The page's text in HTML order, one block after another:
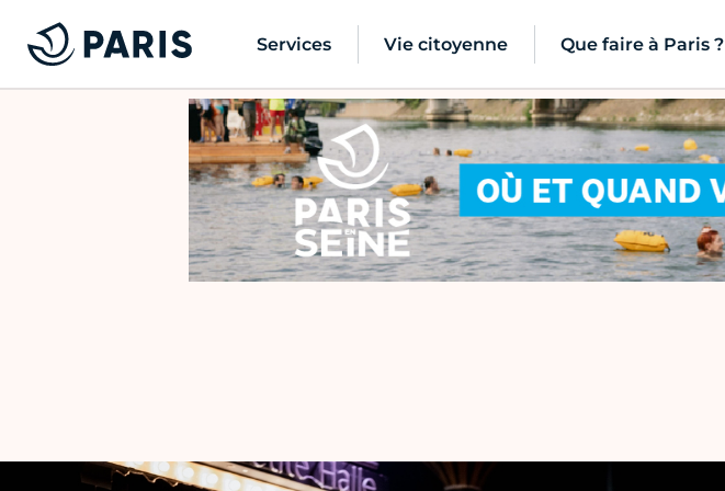
Services Vie citoyenne Que faire à Paris ?